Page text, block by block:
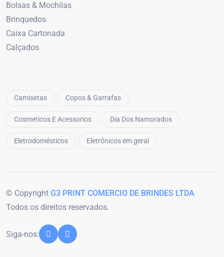
Bolsas & Mochilas
Brinquedos
Caixa Cartonada
Calçados
Camisetas Copos & Garrafas
Cosmeticos E Acessorios Dia Dos Namorados
Eletrodomésticos Eletrônicos em geral
© Copyright G3 PRINT COMERCIO DE BRINDES LTDA
Todos os direitos reservados.
Siga-nos: